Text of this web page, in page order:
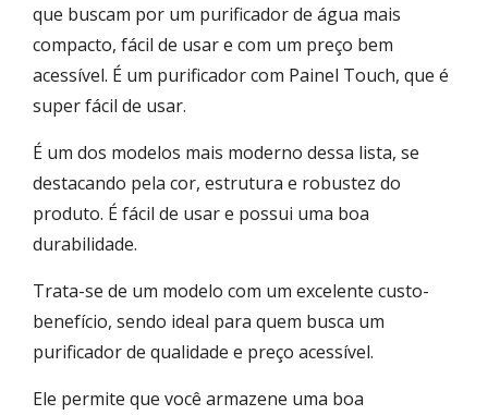
que buscam por um purificador de água mais
compacto, fácil de usar e com um preço bem
acessível. É um purificador com Painel Touch, que é
super fácil de usar.
É um dos modelos mais moderno dessa lista, se
destacando pela cor, estrutura e robustez do
produto. É fácil de usar e possui uma boa
durabilidade.
Trata-se de um modelo com um excelente custo-
benefício, sendo ideal para quem busca um
purificador de qualidade e preço acessível.
Ele permite que você armazene uma boa